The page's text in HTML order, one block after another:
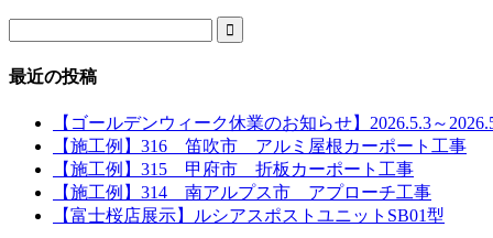

最近の投稿
【ゴールデンウィーク休業のお知らせ】2026.5.3～
【施工例】316 笛吹市 アルミ屋根カーポート工事
【施工例】315 甲府市 折板カーポート工事
【施工例】314 南アルプス市 アプローチ工事
【富士桜店展示】ルシアスポストユニットSB01型